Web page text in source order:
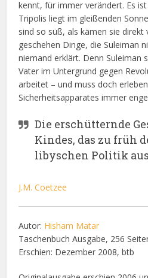
kennt, für immer verändert. Es
Tripolis liegt im gleißenden
sind so süß, als kämen sie direkt
geschehen Dinge, die Suleiman
niemand erklärt. Denn Suleiman
Vater im Untergrund gegen
arbeitet – und muss doch
Sicherheitsapparates immer
Die erschütternde
Kindes, das zu früh
libyschen Politik
J.M. Coetzee
Autor: Hisham Matar
Taschenbuch Ausgabe, 256
Erschien: Dezember 2008, btb